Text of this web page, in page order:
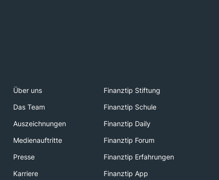
Über uns
Finanztip Stiftung
Das Team
Finanztip Schule
Auszeichnungen
Finanztip Daily
Medienauftritte
Finanztip Forum
Presse
Finanztip Erfahrungen
Karriere
Finanztip App